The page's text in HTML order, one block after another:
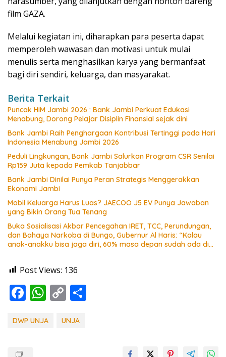
film GAZA.
Melalui kegiatan ini, diharapkan para peserta dapat
memperoleh wawasan dan motivasi untuk mulai
menulis serta menghasilkan karya yang bermanfaat
bagi diri sendiri, keluarga, dan masyarakat.
Berita Terkait
Puncak HIM Jambi 2026 : Bank Jambi Perkuat Edukasi
Menabung, Dorong Pelajar Disiplin Finansial sejak dini
Bank Jambi Raih Penghargaan Kontribusi Tertinggi pada Hari
Indonesia Menabung Jambi 2026
Peduli Lingkungan, Bank Jambi Salurkan Program CSR Senilai
Rp159 Juta kepada Pemkab Tanjabbar
Bank Jambi Dinilai Punya Peran Strategis Menggerakkan
Ekonomi Jambi
Mobil Keluarga Harus Luas? JAECOO J5 EV Punya Jawaban
yang Bikin Orang Tua Tenang
Buka Sosialisasi Akbar Pencegahan IRET, TCC, Perundungan,
dan Bahaya Narkoba di Bungo, Gubernur Al Haris: “Kalau
anak-anakku bisa jaga diri, 60% masa depan sudah ada di
Post Views: 136
F
e
W
at
C
p
DWP UNJA UNJA